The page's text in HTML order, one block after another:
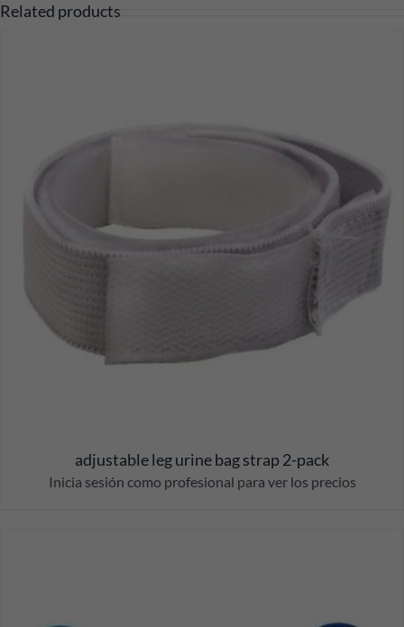
Related products
adjustable leg urine bag strap 2-pack
Inicia sesión como profesional para ver los precios